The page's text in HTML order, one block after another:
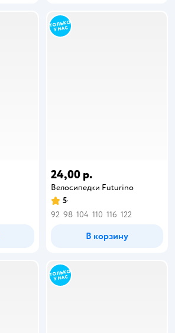
24,00 р.
Велосипедки Futurino
5
92 98 104 110 116 122
В корзину